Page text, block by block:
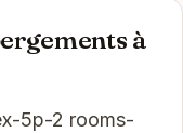
à
5p-2 rooms-